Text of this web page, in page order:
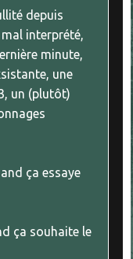
depuis
interprété,
minute,
une
un (plutôt)
ça essaye
ça souhaite le